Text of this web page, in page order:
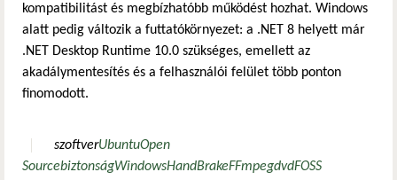
kompatibilitást és megbízhatóbb működést hozhat. Windows
alatt pedig változik a futtatókörnyezet: a .NET 8 helyett már
.NET Desktop Runtime 10.0 szükséges, emellett az
akadálymentesítés és a felhasználói felület több ponton
finomodott.
szoftverUbuntuOpen
SourcebiztonságWindowsHandBrakeFFmpegdvdFOSS